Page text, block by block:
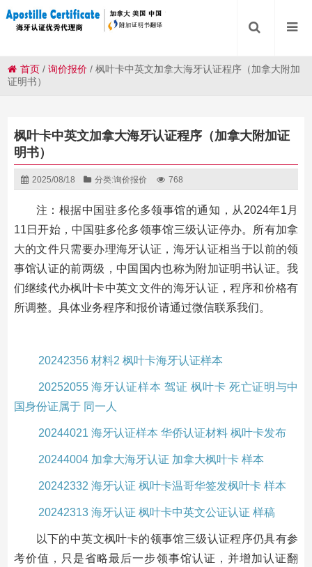
首页 /询价报价 /枫叶卡中英文加拿大海牙认证程序（加拿大附加
证明书）
枫叶卡中英文加拿大海牙认证程序（加拿大附加证
明书）
2025/08/18 分类:询价报价 768
注：根据中国驻多伦多领事馆的通知，从2024年1月
11日开始，中国驻多伦多领事馆三级认证停办。所有加拿
大的文件只需要办理海牙认证，海牙认证相当于以前的领
事馆认证的前两级，中国国内也称为附加证明书认证。我
们继续代办枫叶卡中英文文件的海牙认证，程序和价格有
所调整。具体业务程序和报价请通过微信联系我们。
20242356 材料2 枫叶卡海牙认证样本
20252055 海牙认证样本 驾证 枫叶卡 死亡证明与中
国身份证属于 同一人
20244021 海牙认证样本 华侨认证材料 枫叶卡发布
20244004 加拿大海牙认证 加拿大枫叶卡 样本
20242332 海牙认证 枫叶卡温哥华签发枫叶卡 样本
20242313 海牙认证 枫叶卡中英文公证认证 样稿
以下的中英文枫叶卡的领事馆三级认证程序仍具有参
考价值，只是省略最后一步领事馆认证，并增加认证翻